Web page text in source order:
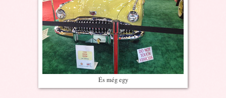
És még egy